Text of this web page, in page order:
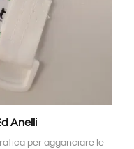
Anelli
per agganciare le